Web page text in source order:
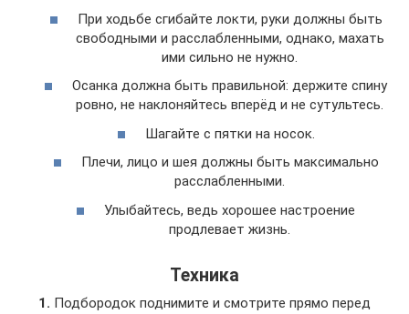
При ходьбе сгибайте локти, руки должны быть
свободными и расслабленными, однако, махать
ими сильно не нужно.
Осанка должна быть правильной: держите спину
ровно, не наклоняйтесь вперёд и не сутультесь.
Шагайте с пятки на носок.
Плечи, лицо и шея должны быть максимально
расслабленными.
Улыбайтесь, ведь хорошее настроение
продлевает жизнь.
Техника
1. Подбородок поднимите и смотрите прямо перед